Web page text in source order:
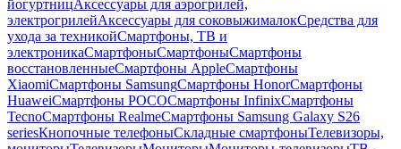
йогуртницАксессуары для аэрогрилей,
электрогрилейАксессуары для соковыжималокСредства для
ухода за техникойСмартфоны, ТВ и
электроникаСмартфоныСмартфоныСмартфоны
восстановленныеСмартфоны AppleСмартфоны
XiaomiСмартфоны SamsungСмартфоны HonorСмартфоны
HuaweiСмартфоны POCOСмартфоны InfinixСмартфоны
TecnoСмартфоны RealmeСмартфоны Samsung Galaxy S26
seriesКнопочные телефоныСкладные смартфоныТелевизоры,